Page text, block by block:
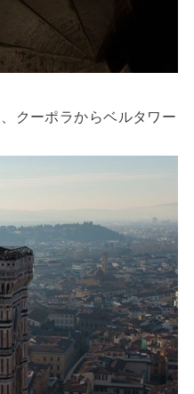
クーポラからベルタワー